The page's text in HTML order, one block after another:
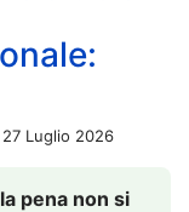
27 Luglio 2026
pena non si